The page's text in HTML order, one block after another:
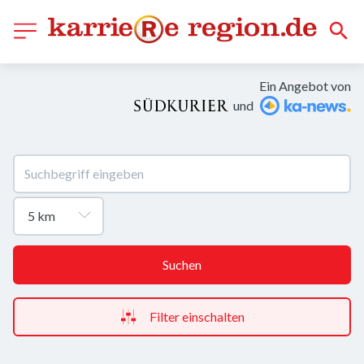
Ein Angebot von
und
Suchen
Filter einschalten